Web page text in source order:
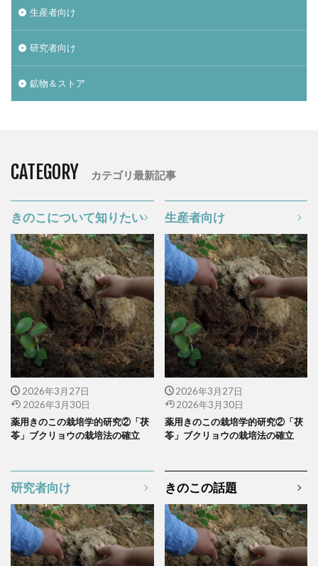
生産者向け
研究者向け
鉱物＆ストア
CATEGORY カテゴリ最新記事
きのこについて知りたい
2026年3月27日
2026年3月30日
薬用きのこの栽培学的研究②「茯
苓」ブクリョウの栽培法の確立
生産者向け
2026年3月27日
2026年3月30日
薬用きのこの栽培学的研究②「茯
苓」ブクリョウの栽培法の確立
研究者向け きのこの話題